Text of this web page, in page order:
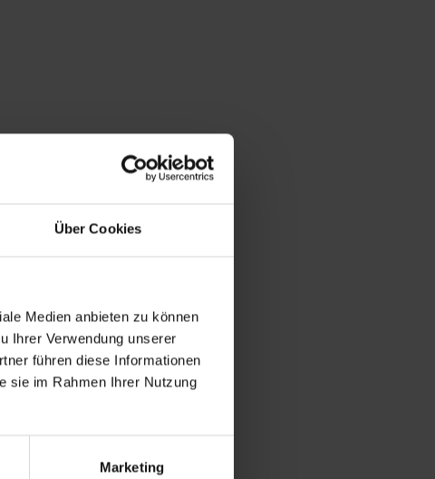
Über Cookies
Medien anbieten zu können
Ihrer Verwendung unserer
führen diese Informationen
sie im Rahmen Ihrer Nutzung
Marketing